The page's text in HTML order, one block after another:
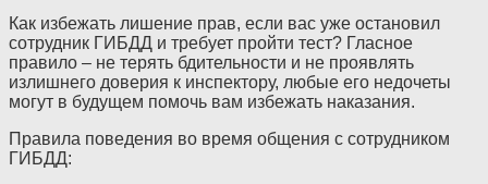
Как избежать лишение прав, если вас уже остановил
сотрудник ГИБДД и требует пройти тест? Гласное
правило – не терять бдительности и не проявлять
излишнего доверия к инспектору, любые его недочеты
могут в будущем помочь вам избежать наказания.
Правила поведения во время общения с сотрудником
ГИБДД: